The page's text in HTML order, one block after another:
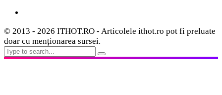
© 2013 - 2026 ITHOT.RO - Articolele ithot.ro pot fi preluate
doar cu menționarea sursei.